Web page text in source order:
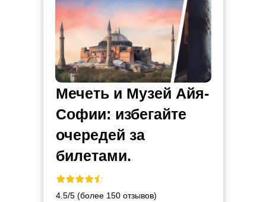
Мечеть и Музей Айя-
Софии: избегайте
очередей за
билетами.
4.5/5 (более 150 отзывов)